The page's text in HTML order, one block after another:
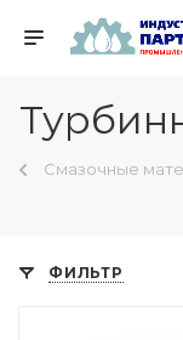
Смазочные
ФИЛЬТР